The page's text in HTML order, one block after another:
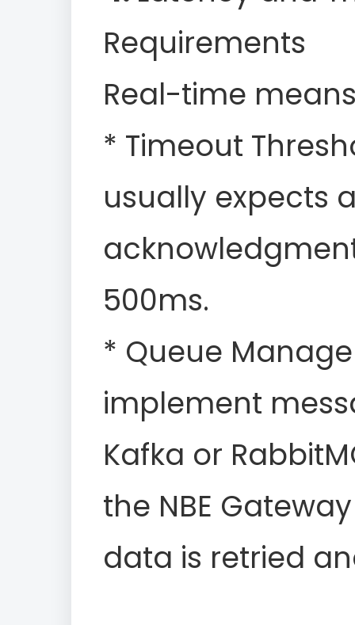
Requirements
Real-time
* Timeout
usually expects
500ms.
* Queue
implement
Kafka or
the NBE
data is retried